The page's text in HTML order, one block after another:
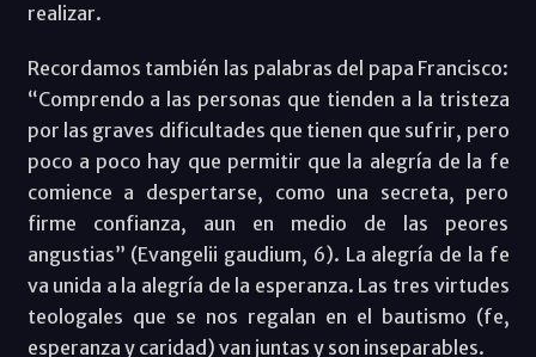
realizar.
Recordamos también las palabras del papa Francisco:
“Comprendo a las personas que tienden a la tristeza
por las graves dificultades que tienen que sufrir, pero
poco a poco hay que permitir que la alegría de la fe
comience a despertarse, como una secreta, pero
firme confianza, aun en medio de las peores
angustias” (Evangelii gaudium, 6). La alegría de la fe
va unida a la alegría de la esperanza. Las tres virtudes
teologales que se nos regalan en el bautismo (fe,
esperanza y caridad) van juntas y son inseparables.